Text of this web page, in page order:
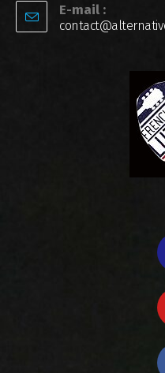
E-mail :